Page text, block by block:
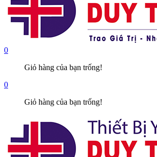
0
Giỏ hàng của bạn trống!
0
Giỏ hàng của bạn trống!